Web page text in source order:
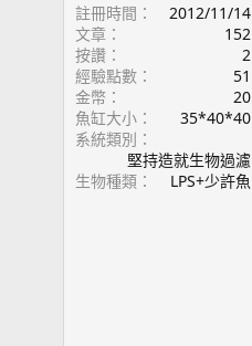
註冊時間
2012/11/14
文章
152
按讚
2
經驗點數
51
金幣
20
魚缸大小
35*40*40
系統類別
堅持造就生物過濾
生物種類
LPS+少許魚